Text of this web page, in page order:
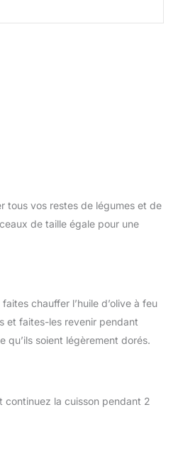
tous vos restes de légumes et de
de taille égale pour une
chauffer l’huile d’olive à feu
et faites-les revenir pendant
qu’ils soient légèrement dorés.
continuez la cuisson pendant 2